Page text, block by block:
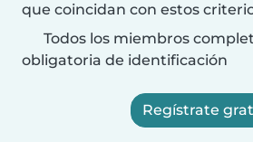
que coincidan con estos
Todos los miembros
obligatoria de identificación
Regístrate